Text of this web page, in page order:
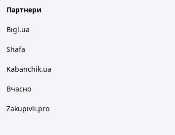
Партнери
Bigl.ua
Shafa
Kabanchik.ua
Вчасно
Zakupivli.pro